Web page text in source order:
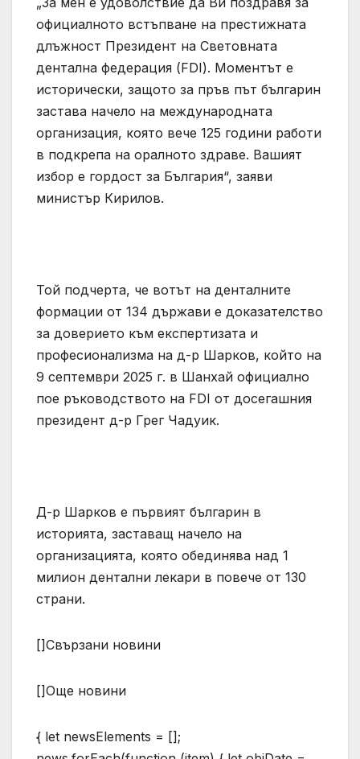
официалното встъпване на престижната
длъжност Президент на Световната
дентална федерация (FDI). Моментът е
исторически, защото за пръв път българин
застава начело на международната
организация, която вече 125 години работи
в подкрепа на оралното здраве. Вашият
избор е гордост за България“, заяви
министър Кирилов.
Той подчерта, че вотът на денталните
формации от 134 държави е доказателство
за доверието към експертизата и
професионализма на д-р Шарков, който на
9 септември 2025 г. в Шанхай официално
пое ръководството на FDI от досегашния
президент д-р Грег Чадуик.
Д-р Шарков е първият българин в
историята, заставащ начело на
организацията, която обединява над 1
милион дентални лекари в повече от 130
страни.
[]Свързани новини
[]Още новини
{ let newsElements = [];